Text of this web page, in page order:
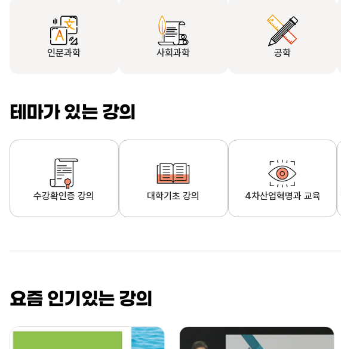
인문과학 사회과학 공학
테마가 있는 강의
수강확인증 강의 대학기초 강의 4차산업혁명과 교육
요즘 인기있는 강의